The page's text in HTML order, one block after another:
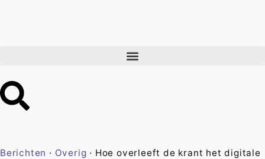
Berichten · Overig · Hoe overleeft de krant het digitale